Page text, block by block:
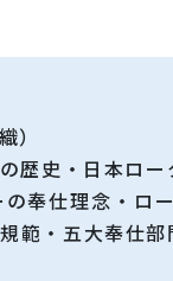
）
歴史・日本ロー
奉仕理念・
範・五大奉仕部